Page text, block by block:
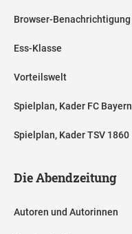
Browser-Benachrichtigung
Ess-Klasse
Vorteilswelt
Spielplan, Kader FC Bayern
Spielplan, Kader TSV 1860
Die Abendzeitung
Autoren und Autorinnen